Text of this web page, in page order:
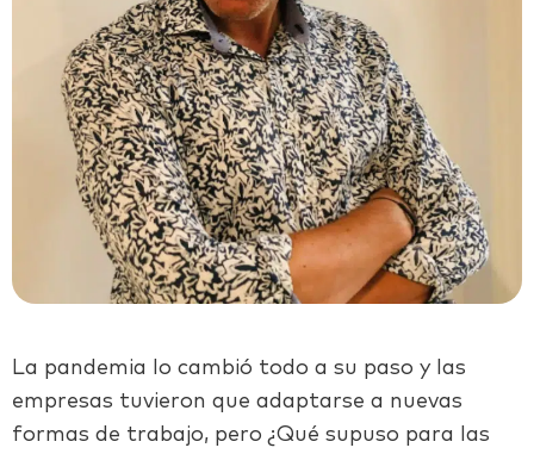
La pandemia lo cambió todo a su paso y las
empresas tuvieron que adaptarse a nuevas
formas de trabajo, pero ¿Qué supuso para las